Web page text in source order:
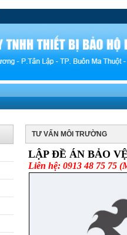
TƯ VẤN MÔI TRƯỜNG
LẬP ĐỀ ÁN BẢO
Liên hệ: 0913 48 75 75